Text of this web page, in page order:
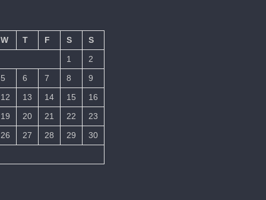
W T F S
S
1
2
5
6 7 8
9
12
13 14 15
16
19
20 21 22
23
26
27 28 29 30